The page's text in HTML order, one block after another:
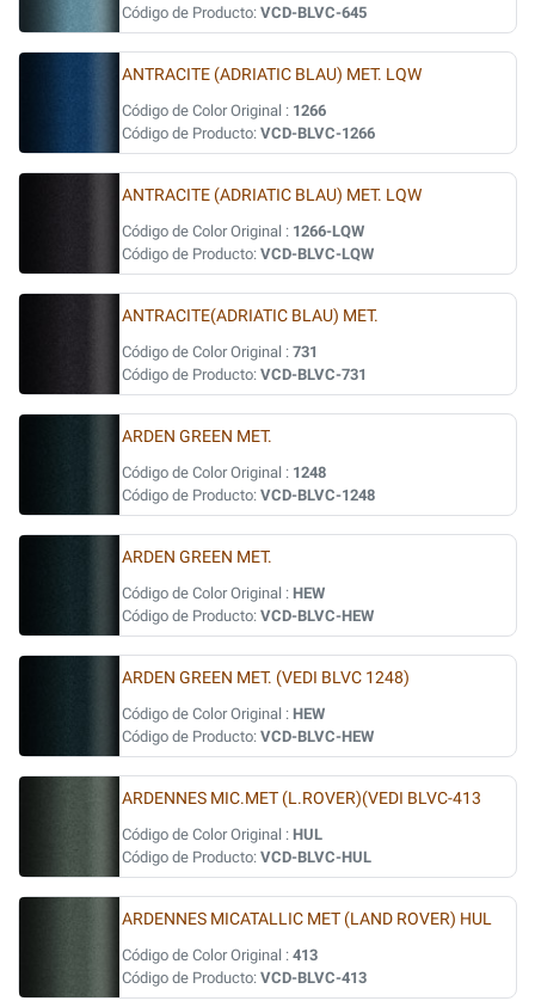
Código de Producto: VCD-BLVC-645
ANTRACITE (ADRIATIC BLAU) MET. LQW
Código de Color Original : 1266
Código de Producto: VCD-BLVC-1266
ANTRACITE (ADRIATIC BLAU) MET. LQW
Código de Color Original : 1266-LQW
Código de Producto: VCD-BLVC-LQW
ANTRACITE(ADRIATIC BLAU) MET.
Código de Color Original : 731
Código de Producto: VCD-BLVC-731
ARDEN GREEN MET.
Código de Color Original : 1248
Código de Producto: VCD-BLVC-1248
ARDEN GREEN MET.
Código de Color Original : HEW
Código de Producto: VCD-BLVC-HEW
ARDEN GREEN MET. (VEDI BLVC 1248)
Código de Color Original : HEW
Código de Producto: VCD-BLVC-HEW
ARDENNES MIC.MET (L.ROVER)(VEDI BLVC-413
Código de Color Original : HUL
Código de Producto: VCD-BLVC-HUL
ARDENNES MICATALLIC MET (LAND ROVER) HUL
Código de Color Original : 413
Código de Producto: VCD-BLVC-413